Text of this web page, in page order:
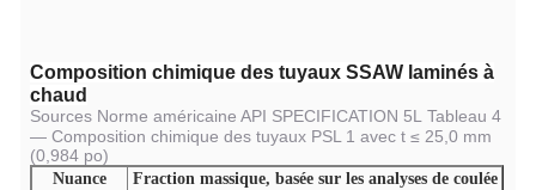
Composition chimique des tuyaux SSAW laminés à
chaud
Sources Norme américaine API SPECIFICATION 5L Tableau 4
— Composition chimique des tuyaux PSL 1 avec t ≤ 25,0 mm
(0,984 po)
Nuance
Fraction massique, basée sur les analyses de coulée